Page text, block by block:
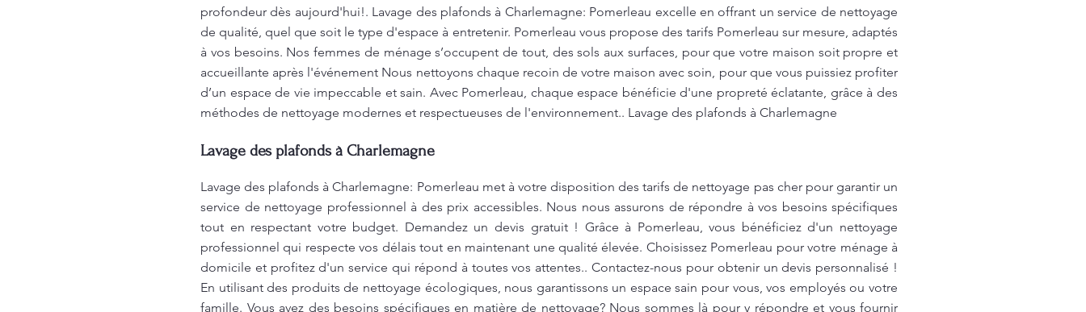
profondeur dès aujourd'hui!. Lavage des plafonds à Charlemagne: Pomerleau excelle en offrant un service de nettoyage
de qualité, quel que soit le type d'espace à entretenir. Pomerleau vous propose des tarifs Pomerleau sur mesure, adaptés
à vos besoins. Nos femmes de ménage s’occupent de tout, des sols aux surfaces, pour que votre maison soit propre et
accueillante après l'événement Nous nettoyons chaque recoin de votre maison avec soin, pour que vous puissiez profiter
d’un espace de vie impeccable et sain. Avec Pomerleau, chaque espace bénéficie d'une propreté éclatante, grâce à des
méthodes de nettoyage modernes et respectueuses de l'environnement.. Lavage des plafonds à Charlemagne
Lavage des plafonds à Charlemagne
Lavage des plafonds à Charlemagne: Pomerleau met à votre disposition des tarifs de nettoyage pas cher pour garantir un
service de nettoyage professionnel à des prix accessibles. Nous nous assurons de répondre à vos besoins spécifiques
tout en respectant votre budget. Demandez un devis gratuit ! Grâce à Pomerleau, vous bénéficiez d'un nettoyage
professionnel qui respecte vos délais tout en maintenant une qualité élevée. Choisissez Pomerleau pour votre ménage à
domicile et profitez d'un service qui répond à toutes vos attentes.. Contactez-nous pour obtenir un devis personnalisé !
En utilisant des produits de nettoyage écologiques, nous garantissons un espace sain pour vous, vos employés ou votre
famille. Vous avez des besoins spécifiques en matière de nettoyage? Nous sommes là pour y répondre et vous fournir